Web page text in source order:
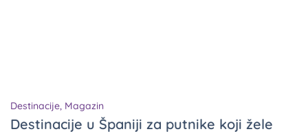
Destinacije, Magazin
Destinacije u Španiji za putnike koji žele